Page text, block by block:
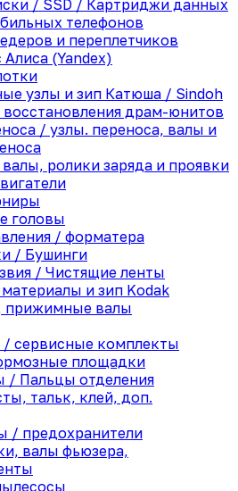
/ SSD / Картриджи данных
телефонов
и переплетчиков
(Yandex)
узлы и зип Катюша / Sindoh
драм-юнитов
/ узлы. переноса, валы и
ролики заряда и проявки
головы
/ форматера
/ Бушинги
/ Чистящие ленты
и зип Kodak
прижимные валы
сервисные комплекты
площадки
/ Пальцы отделения
тальк, клей, доп.
/ предохранители
валы фьюзера,